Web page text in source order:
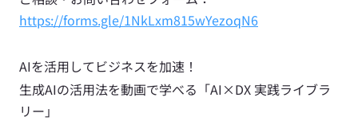
https://forms.gle/1NkLxm815wYezoqN6
AIを活用してビジネスを加速！
生成AIの活用法を動画で学べる「AI×DX 実践ライブラ
リー」